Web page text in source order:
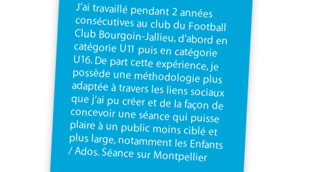
J’ai travaillé pendant 2 années
consécutives au club du Football
Club Bourgoin-Jallieu, d’abord en
catégorie U11 puis en catégorie
U16. De part cette expérience, je
possède une méthodologie plus
adaptée à travers les liens sociaux
que j’ai pu créer et de la façon de
concevoir une séance qui puisse
plaire à un public moins ciblé et
plus large, notamment les Enfants
/ Ados. Séance sur Montpellier